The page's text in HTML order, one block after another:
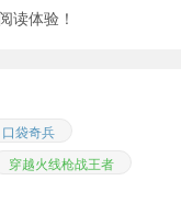
读体验！
口袋奇兵
穿越火线枪战王者